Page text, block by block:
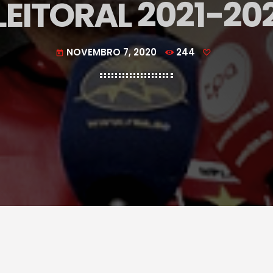
2021-
today NOVEMBRO 7, 2020 244